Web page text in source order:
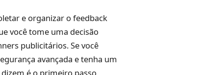
e organizar o feedback
você tome uma decisão
publicitários. Se você
avançada e tenha um